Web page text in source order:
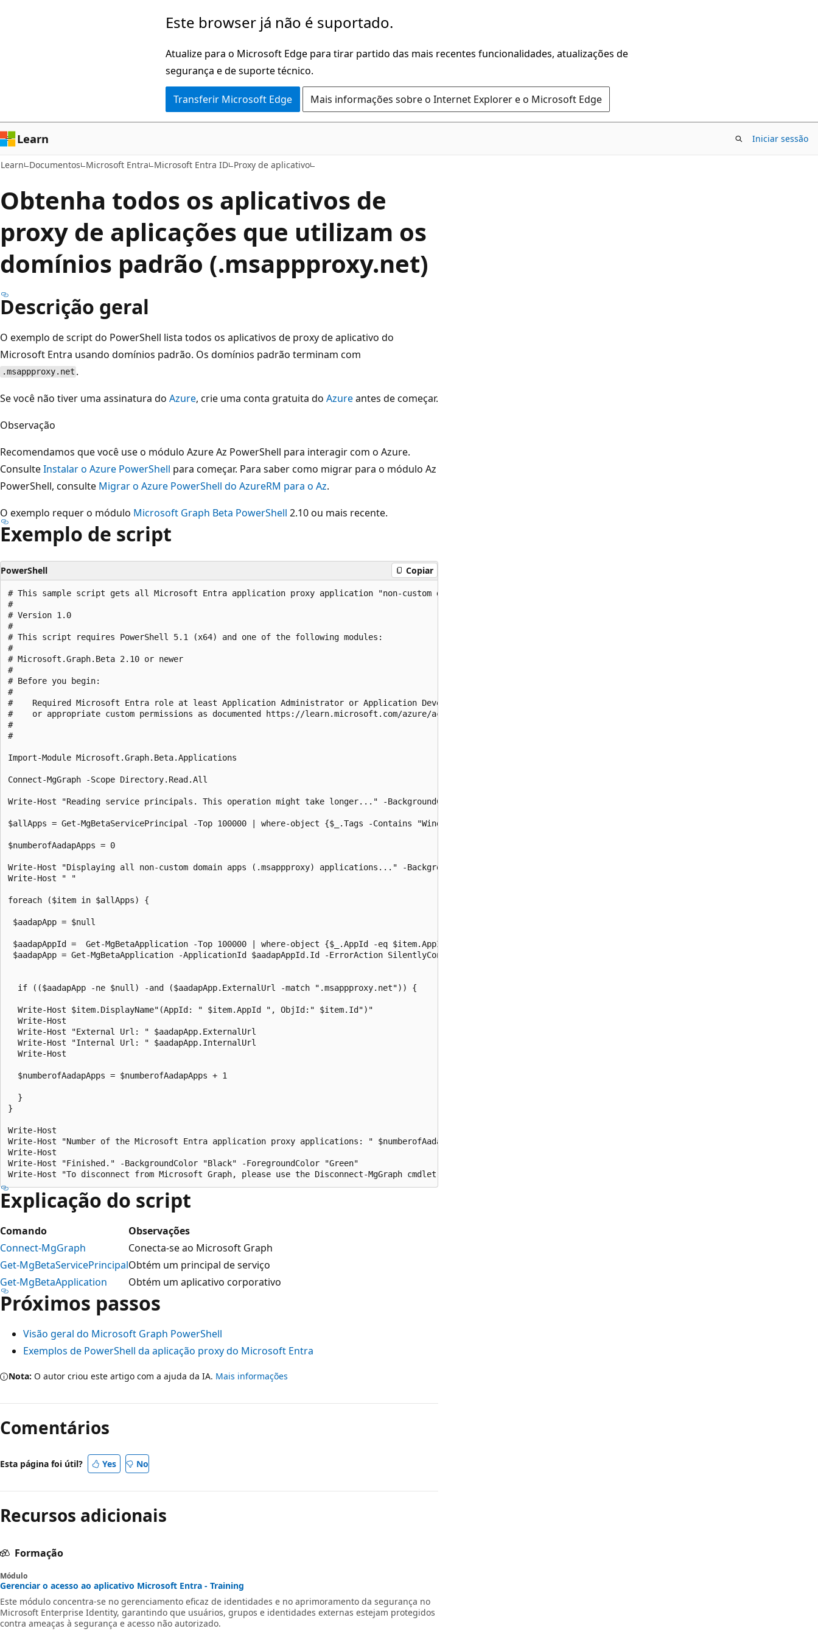
Este browser já não é suportado.
Atualize para o Microsoft Edge para tirar partido das mais recentes funcionalidades, atualizações de
segurança e de suporte técnico.
Transferir Microsoft Edge Mais informações sobre o Internet Explorer e o Microsoft Edge
Learn Iniciar sessão
Learn Documentos Microsoft Entra Microsoft Entra ID Proxy de aplicativo
Obtenha todos os aplicativos de
proxy de aplicações que utilizam os
domínios padrão (.msappproxy.net)
Descrição geral
O exemplo de script do PowerShell lista todos os aplicativos de proxy de aplicativo do
Microsoft Entra usando domínios padrão. Os domínios padrão terminam com
.msappproxy.net .
Se você não tiver uma assinatura do Azure, crie uma conta gratuita do Azureantes de começar.
Observação
Recomendamos que você use o módulo Azure Az PowerShell para interagir com o Azure.
ConsulteInstalar o Azure PowerShell para começar. Para saber como migrar para o módulo Az
PowerShell, consulte Migrar o Azure PowerShell do AzureRM para o Az.
O exemplo requer o módulo Microsoft Graph Beta PowerShell 2.10 ou mais recente.
Exemplo de script
PowerShell Copiar
# This sample script gets all Microsoft Entra application proxy application "non-custom domain" apps (.msappproxy.net).
#
# Version 1.0
#
# This script requires PowerShell 5.1 (x64) and one of the following modules:
#
# Microsoft.Graph.Beta 2.10 or newer
#
# Before you begin:
#
#    Required Microsoft Entra role at least Application Administrator or Application Developer
#    or appropriate custom permissions as documented https://learn.microsoft.com/azure/active-directory/roles/custom-enterprise-app-permissions
#
#
Import-Module Microsoft.Graph.Beta.Applications
Connect-MgGraph -Scope Directory.Read.All
Write-Host "Reading service principals. This operation might take longer..." -BackgroundColor "Black" -ForegroundColor "Green"
$allApps = Get-MgBetaServicePrincipal -Top 100000 | where-object {$_.Tags -Contains "WindowsAzureActiveDirectoryOnPremApp"}
$numberofAadapApps = 0
Write-Host "Displaying all non-custom domain apps (.msappproxy) applications..." -BackgroundColor "Black" -ForegroundColor "Green"
Write-Host " "
foreach ($item in $allApps) {
$aadapApp = $null
$aadapAppId =  Get-MgBetaApplication -Top 100000 | where-object {$_.AppId -eq $item.AppId}
$aadapApp = Get-MgBetaApplication -ApplicationId $aadapAppId.Id -ErrorAction SilentlyContinue -select OnPremisesPublishing | select OnPremisesPublishing -expand
  if (($aadapApp -ne $null) -and ($aadapApp.ExternalUrl -match ".msappproxy.net")) {
  Write-Host $item.DisplayName"(AppId: " $item.AppId ", ObjId:" $item.Id")"
  Write-Host
  Write-Host "External Url: " $aadapApp.ExternalUrl
  Write-Host "Internal Url: " $aadapApp.InternalUrl
  Write-Host
  $numberofAadapApps = $numberofAadapApps + 1
  }
}
Write-Host
Write-Host "Number of the Microsoft Entra application proxy applications: " $numberofAadapApps
Write-Host
Write-Host "Finished." -BackgroundColor "Black" -ForegroundColor "Green"
Explicação do script
Comando
Observações
Connect-MgGraph
Conecta-se ao Microsoft Graph
Get-MgBetaServicePrincipalObtém um principal de serviço
Get-MgBetaApplication
Obtém um aplicativo corporativo
Próximos passos
Visão geral do Microsoft Graph PowerShell
Exemplos de PowerShell da aplicação proxy do Microsoft Entra
Nota: O autor criou este artigo com a ajuda da IA. Mais informações
Comentários
Esta página foi útil? Yes No
Recursos adicionais
Formação
Módulo
Gerenciar o acesso ao aplicativo Microsoft Entra - Training
Este módulo concentra-se no gerenciamento eficaz de identidades e no aprimoramento da segurança no
Microsoft Enterprise Identity, garantindo que usuários, grupos e identidades externas estejam protegidos
contra ameaças à segurança e acesso não autorizado.